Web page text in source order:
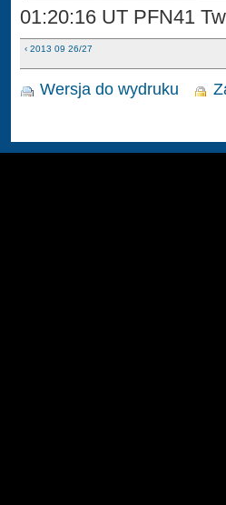
01:20:16 UT PFN41
‹ 2013 09 26/27
Wersja do wydruku